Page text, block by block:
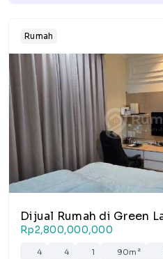
Rumah
Dijual Rumah di Green
Rp2,800,000,000
4 4 1 90m²